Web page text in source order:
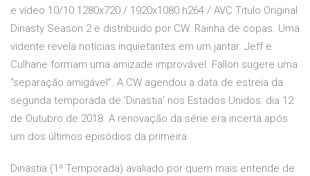
e vídeo 10/10 1280x720 / 1920x1080 h264 / AVC Titulo Original
Dinasty Season 2 e distribuido por CW. Rainha de copas. Uma
vidente revela notícias inquietantes em um jantar. Jeff e
Culhane formam uma amizade improvável. Fallon sugere uma
“separação amigável”. A CW agendou a data de estreia da
segunda temporada de 'Dinastia' nos Estados Unidos: dia 12
de Outubro de 2018. A renovação da série era incerta após
um dos últimos episódios da primeira
Dinastia (1ª Temporada) avaliado por quem mais entende de